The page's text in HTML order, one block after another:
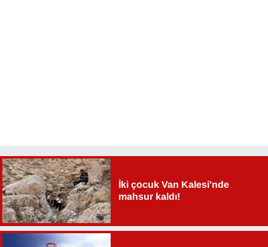
İki çocuk Van Kalesi'nde
mahsur kaldı!